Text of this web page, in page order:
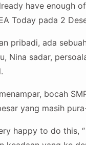
have enough
Today pada 2
pribadi, ada
Nina sadar,
bocah
yang masih
happy to do this,